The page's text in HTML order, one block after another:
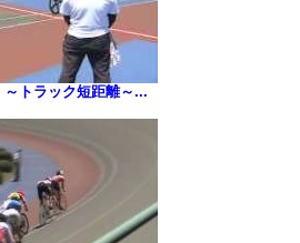
トラック短距離～...